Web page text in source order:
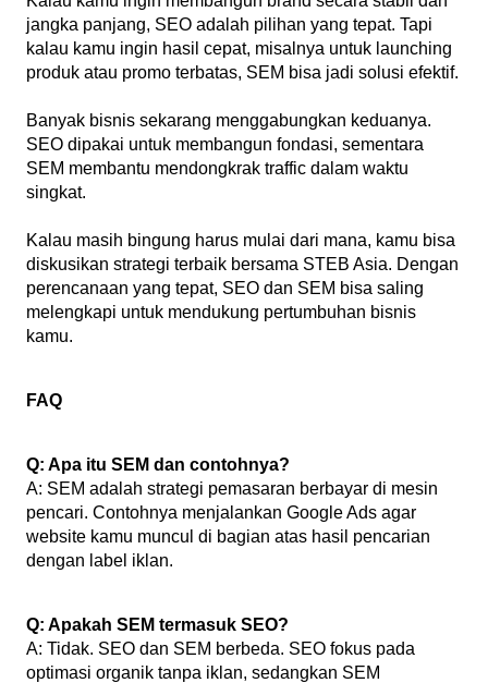
jangka panjang, SEO adalah pilihan yang tepat. Tapi
kalau kamu ingin hasil cepat, misalnya untuk launching
produk atau promo terbatas, SEM bisa jadi solusi efektif.
Banyak bisnis sekarang menggabungkan keduanya.
SEO dipakai untuk membangun fondasi, sementara
SEM membantu mendongkrak traffic dalam waktu
singkat.
Kalau masih bingung harus mulai dari mana, kamu bisa
diskusikan strategi terbaik bersama STEB Asia. Dengan
perencanaan yang tepat, SEO dan SEM bisa saling
melengkapi untuk mendukung pertumbuhan bisnis
kamu.
FAQ
Q: Apa itu SEM dan contohnya?
A: SEM adalah strategi pemasaran berbayar di mesin
pencari. Contohnya menjalankan Google Ads agar
website kamu muncul di bagian atas hasil pencarian
dengan label iklan.
Q: Apakah SEM termasuk SEO?
A: Tidak. SEO dan SEM berbeda. SEO fokus pada
optimasi organik tanpa iklan, sedangkan SEM